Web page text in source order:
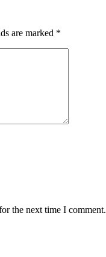
are marked *
the next time I comment.